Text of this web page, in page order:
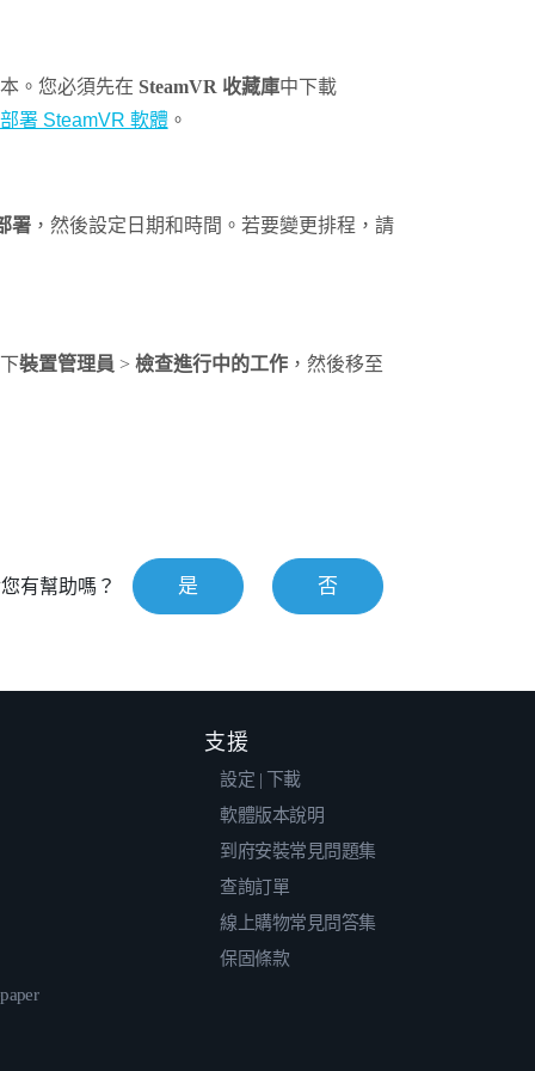
。您必須先在 SteamVR 收藏庫中下載
署 SteamVR 軟體。
署，然後設定日期和時間。若要變更排程，請
裝置管理員 > 檢查進行中的工作，然後移至
有幫助嗎？ 是 否
支援
設定 | 下載
軟體版本說明
到府安裝常見問題集
查詢訂單
線上購物常見問答集
保固條款